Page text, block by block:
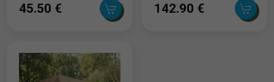
45.50 ‎€ 142.90 ‎€